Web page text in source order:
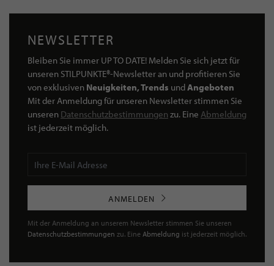
NEWSLETTER
Bleiben Sie immer UP TO DATE! Melden Sie sich jetzt für
unseren STILPUNKTE®-Newsletter an und profitieren Sie
von exklusiven Neuigkeiten, Trends undAngeboten
Mit der Anmeldung für unseren Newsletter stimmen Sie
unseren Datenschutzbestimmungen zu. Eine Abmeldung
ist jederzeit möglich.
ANMELDEN
Mit der Anmeldung an unserem Newsletter stimmen Sie unseren
Datenschutzbestimmungen zu. Eine Abmeldung ist jederzeit möglich.